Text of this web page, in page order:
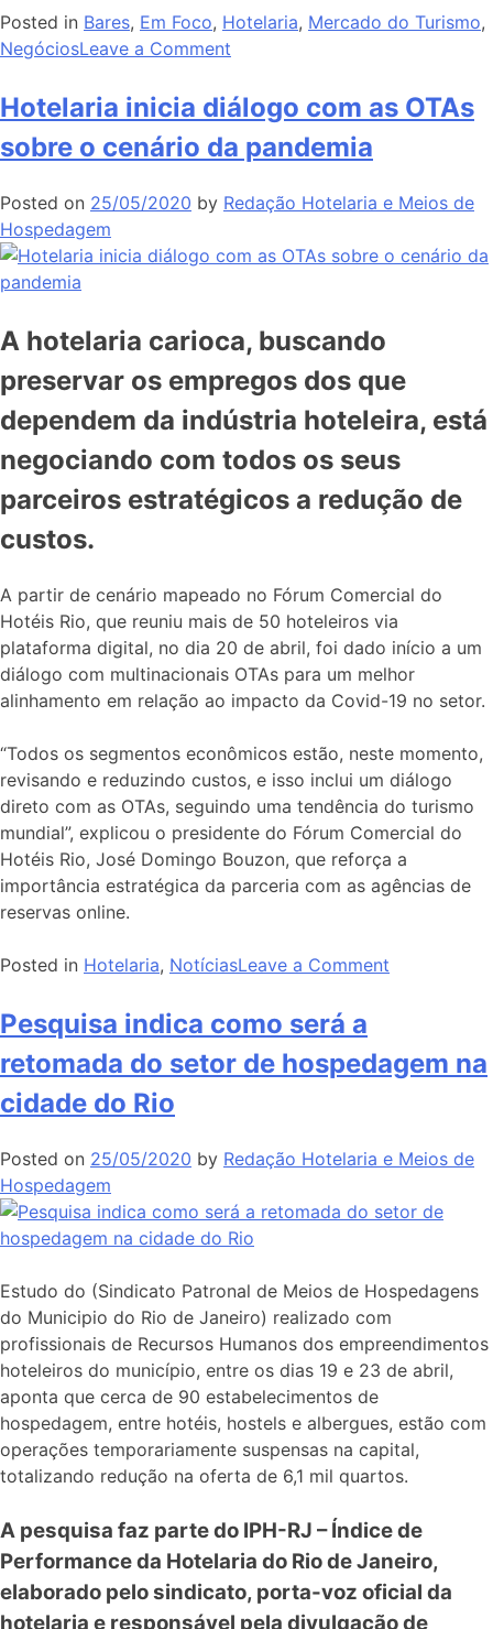
Posted in Bares, Em Foco, Hotelaria, Mercado do Turismo,
NegóciosLeave a Comment
Hotelaria inicia diálogo com as OTAs
sobre o cenário da pandemia
Posted on 25/05/2020 by Redação Hotelaria e Meios de
Hospedagem
A hotelaria carioca, buscando
preservar os empregos dos que
dependem da indústria hoteleira, está
negociando com todos os seus
parceiros estratégicos a redução de
custos.
A partir de cenário mapeado no Fórum Comercial do
Hotéis Rio, que reuniu mais de 50 hoteleiros via
plataforma digital, no dia 20 de abril, foi dado início a um
diálogo com multinacionais OTAs para um melhor
alinhamento em relação ao impacto da Covid-19 no setor.
“Todos os segmentos econômicos estão, neste momento,
revisando e reduzindo custos, e isso inclui um diálogo
direto com as OTAs, seguindo uma tendência do turismo
mundial”, explicou o presidente do Fórum Comercial do
Hotéis Rio, José Domingo Bouzon, que reforça a
importância estratégica da parceria com as agências de
reservas online.
Posted in Hotelaria, NotíciasLeave a Comment
Pesquisa indica como será a
retomada do setor de hospedagem na
cidade do Rio
Posted on 25/05/2020 by Redação Hotelaria e Meios de
Hospedagem
Estudo do (Sindicato Patronal de Meios de Hospedagens
do Municipio do Rio de Janeiro) realizado com
profissionais de Recursos Humanos dos empreendimentos
hoteleiros do município, entre os dias 19 e 23 de abril,
aponta que cerca de 90 estabelecimentos de
hospedagem, entre hotéis, hostels e albergues, estão com
operações temporariamente suspensas na capital,
totalizando redução na oferta de 6,1 mil quartos.
A pesquisa faz parte do IPH-RJ – Índice de
Performance da Hotelaria do Rio de Janeiro,
elaborado pelo sindicato, porta-voz oficial da
hotelaria e responsável pela divulgação de